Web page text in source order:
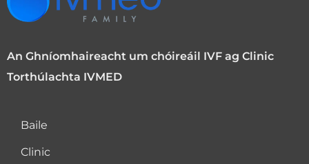
An Ghníomhaireacht um chóireáil IVF ag Clinic
Torthúlachta IVMED
Baile
Clinic